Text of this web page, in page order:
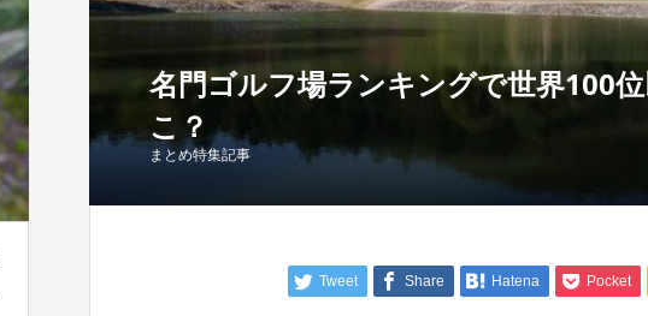
名門ゴルフ場ランキングで世界100
こ？
まとめ特集記事
Tweet Share Hatena Pocket